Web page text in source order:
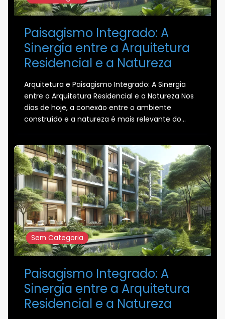
Paisagismo Integrado: A
Sinergia entre a Arquitetura
Residencial e a Natureza
Arquitetura e Paisagismo Integrado: A Sinergia
entre a Arquitetura Residencial e a Natureza Nos
dias de hoje, a conexão entre o ambiente
construído e a natureza é mais relevante do…
Sem Categoria
Paisagismo Integrado: A
Sinergia entre a Arquitetura
Residencial e a Natureza